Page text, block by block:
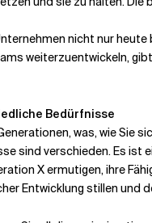
nicht nur
weiterzuentwickeln,
Bedürfnisse
was, wie Sie
sind verschieden. Es ist
X ermutigen, ihre
Entwicklung stillen und